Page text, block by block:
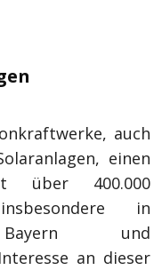
auch
einen
über 400.000
in
Bayern und
an dieser